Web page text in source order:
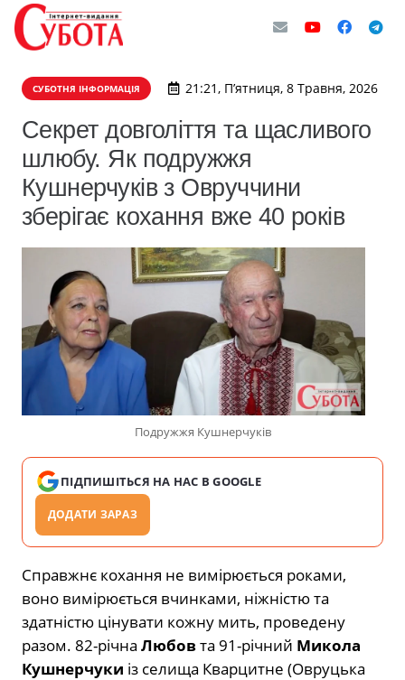
СУБОТНЯ ІНФОРМАЦІЯ 21:21, П’ятниця, 8 Травня, 2026
Секрет довголіття та щасливого
шлюбу. Як подружжя
Кушнерчуків з Овруччини
зберігає кохання вже 40 років
Подружжя Кушнерчуків
ПІДПИШІТЬСЯ НА НАС В GOOGLE
ДОДАТИ ЗАРАЗ
Справжнє кохання не вимірюється роками,
воно вимірюється вчинками, ніжністю та
здатністю цінувати кожну мить, проведену
разом. 82-річна Любовта 91-річний Микола
Кушнерчуки із селища Кварцитне (Овруцька